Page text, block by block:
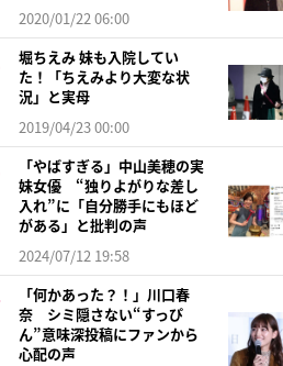
2020/01/22 06:00
堀ちえみ 妹も入院してい
た！「ちえみより大変な状
況」と実母
2019/04/23 00:00
「やばすぎる」中山美穂の実
妹女優 “独りよがりな差し
入れ”に「自分勝手にもほど
がある」と批判の声
2024/07/12 19:58
「何かあった？！」川口春
奈 シミ隠さない“すっぴ
ん”意味深投稿にファンから
心配の声